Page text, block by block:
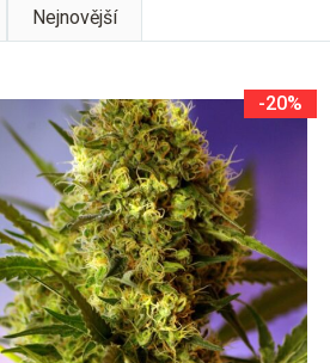
Nejnovější
-20%